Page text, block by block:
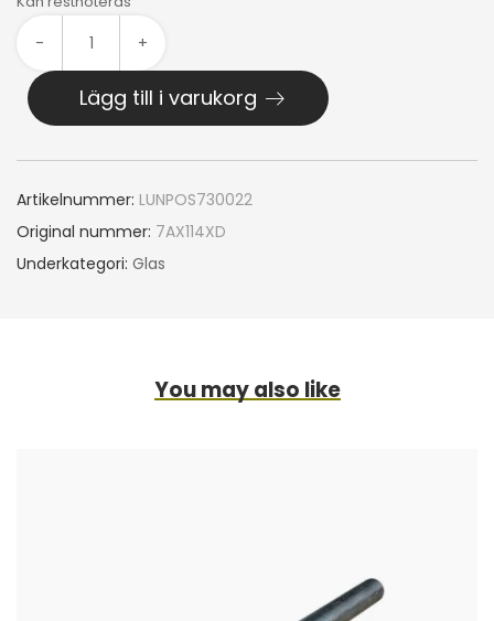
- +
Lägg till i varukorg
Artikelnummer: LUNPOS730022
Original nummer: 7AX114XD
Underkategori: Glas
You may also like